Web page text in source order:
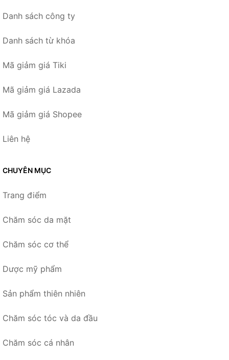
Danh sách công ty
Danh sách từ khóa
Mã giảm giá Tiki
Mã giảm giá Lazada
Mã giảm giá Shopee
Liên hệ
CHUYÊN MỤC
Trang điểm
Chăm sóc da mặt
Chăm sóc cơ thể
Dược mỹ phẩm
Sản phẩm thiên nhiên
Chăm sóc tóc và da đầu
Chăm sóc cá nhân